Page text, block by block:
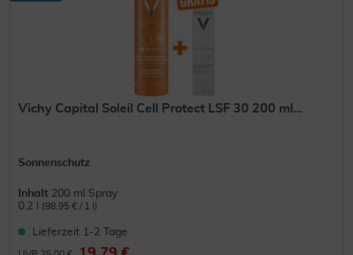
Vichy Capital Soleil Cell Protect LSF 30 200 ml...
Sonnenschutz
Inhalt 200 ml Spray
0.2 l
(98,95 € / 1 l)
Lieferzeit 1-2 Tage